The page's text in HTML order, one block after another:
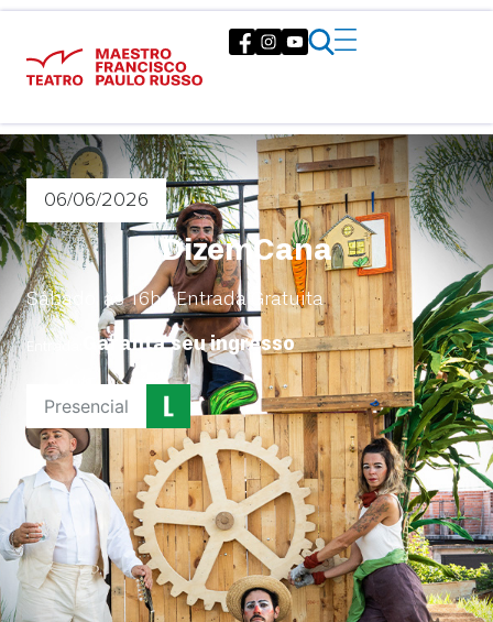
06/06/2026
DizemCana
Sábado, às 16h | Entrada Gratuita
Entrada: Garanta seu ingresso
Presencial